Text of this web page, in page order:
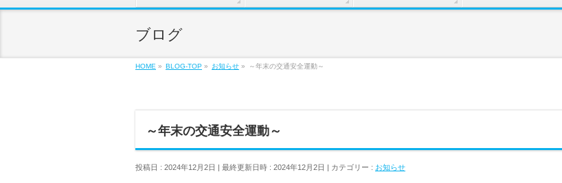
ブログ
HOME » BLOG-TOP » お知らせ » ～年末の交通安全運動～
～年末の交通安全運動～
投稿日 : 2024年12月2日 最終更新日時 : 2024年12月2日 カテゴリー : お知らせ